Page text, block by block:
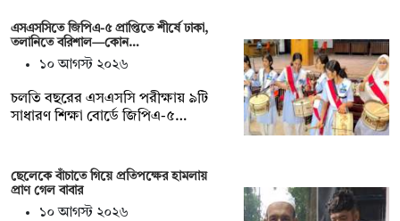
এসএসসিতে জিপিএ-৫ প্রাপ্তিতে শীর্ষে ঢাকা,
তলানিতে বরিশাল—কোন…
১০ আগস্ট ২০২৬
চলতি বছরের এসএসসি পরীক্ষায় ৯টি
সাধারণ শিক্ষা বোর্ডে জিপিএ-৫…
ছেলেকে বাঁচাতে গিয়ে প্রতিপক্ষের হামলায়
প্রাণ গেল বাবার
১০ আগস্ট ২০২৬